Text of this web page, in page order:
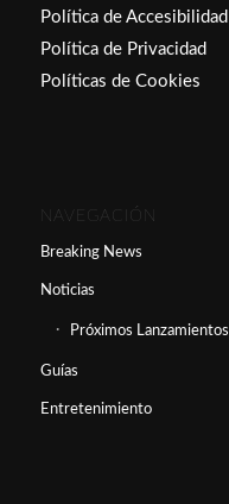
Política de Accesibilidad
Política de Privacidad
Políticas de Cookies
NAVEGACIÓN
Breaking News
Noticias
Próximos Lanzamientos
Guías
Entretenimiento